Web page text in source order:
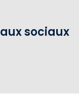
sociaux